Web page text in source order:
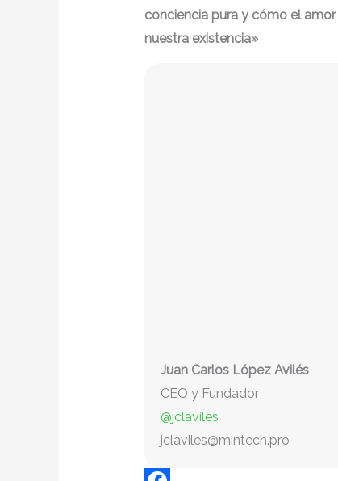
conciencia pura y cómo el
nuestra existencia»
Juan Carlos López Avilés
CEO y Fundador
@jclaviles
jclaviles@mintech.pro